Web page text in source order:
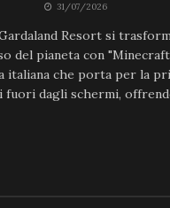
31/07/2026
Resort si
del pianeta con
italiana che porta per la
fuori dagli schermi,